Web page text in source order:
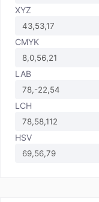
XYZ
CMYK
LAB
LCH
HSV